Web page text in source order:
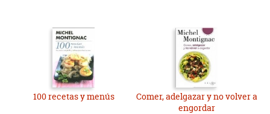
100 recetas y menús
Comer, adelgazar y no volver a
engordar